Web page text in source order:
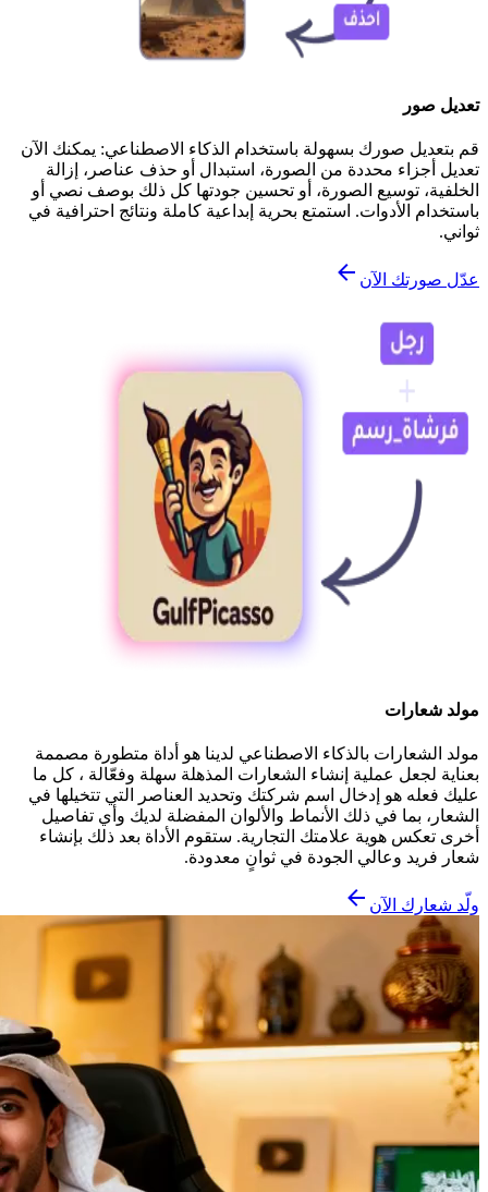
تعديل صور
قم بتعديل صورك بسهولة باستخدام الذكاء الاصطناعي: يمكنك الآن
تعديل أجزاء محددة من الصورة، استبدال أو حذف عناصر، إزالة
الخلفية، توسيع الصورة، أو تحسين جودتها كل ذلك بوصف نصي أو
باستخدام الأدوات. استمتع بحرية إبداعية كاملة ونتائج احترافية في
ثواني.
عدّل صورتك الآن
مولد شعارات
مولد الشعارات بالذكاء الاصطناعي لدينا هو أداة متطورة مصممة
بعناية لجعل عملية إنشاء الشعارات المذهلة سهلة وفعّالة ، كل ما
عليك فعله هو إدخال اسم شركتك وتحديد العناصر التي تتخيلها في
الشعار، بما في ذلك الأنماط والألوان المفضلة لديك وأي تفاصيل
أخرى تعكس هوية علامتك التجارية. ستقوم الأداة بعد ذلك بإنشاء
شعار فريد وعالي الجودة في ثوانٍ معدودة.
ولّد شعارك الآن